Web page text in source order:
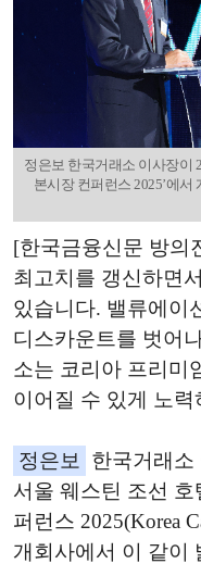
정은보 한국거래소 이사장이
본시장 컨퍼런스 2025’에
[한국금융신문 방의
최고치를 갱신하면
있습니다. 밸류에이
디스카운트를 벗어
소는 코리아 프리미
이어질 수 있게 노력
정은보
한국거래소
서울 웨스틴 조선 호
퍼런스 2025(Korea
개회사에서 이 같이